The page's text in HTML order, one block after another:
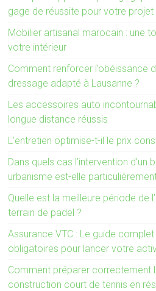
gage de réussite pour votre projet
Mobilier artisanal marocain : une
votre intérieur
Comment renforcer l’obéissance
dressage adapté à Lausanne ?
Les accessoires auto
longue distance réussis
L’entretien optimise-t-il le prix
Dans quels cas l’intervention d’un
urbanisme est-elle
Quelle est la meilleure période de
terrain de padel ?
Assurance VTC : Le guide
obligatoires pour lancer votre
Comment préparer correctement
construction court de tennis en